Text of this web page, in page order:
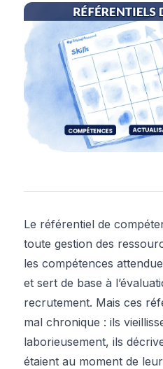
Le référentiel de
toute gestion des
les compétences
et sert de base à
recrutement. Mais ces
mal chronique : ils
laborieusement, ils
étaient au moment de